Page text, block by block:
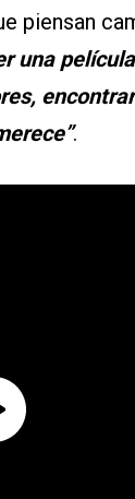
piensan
una
.